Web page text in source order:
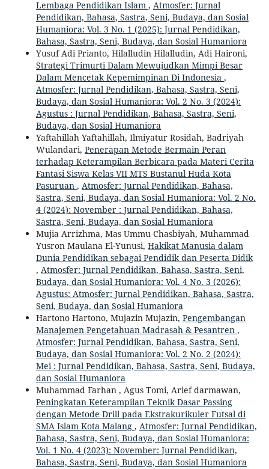
Lembaga Pendidikan Islam , Atmosfer: Jurnal
Pendidikan, Bahasa, Sastra, Seni, Budaya, dan Sosial
Humaniora: Vol. 3 No. 1 (2025): Jurnal Pendidikan,
Bahasa, Sastra, Seni, Budaya, dan Sosial Humaniora
Yusuf Adi Prianto, Hilalludin Hilalludin, Adi Haironi,
Strategi Trimurti Dalam Mewujudkan Mimpi Besar
Dalam Mencetak Kepemimpinan Di Indonesia ,
Atmosfer: Jurnal Pendidikan, Bahasa, Sastra, Seni,
Budaya, dan Sosial Humaniora: Vol. 2 No. 3 (2024):
Agustus : Jurnal Pendidikan, Bahasa, Sastra, Seni,
Budaya, dan Sosial Humaniora
Yaftahillah Yaftahillah, Ilmiyatur Rosidah, Badriyah
Wulandari, Penerapan Metode Bermain Peran
terhadap Keterampilan Berbicara pada Materi Cerita
Fantasi Siswa Kelas VII MTS Bustanul Huda Kota
Pasuruan , Atmosfer: Jurnal Pendidikan, Bahasa,
Sastra, Seni, Budaya, dan Sosial Humaniora: Vol. 2 No.
4 (2024): November : Jurnal Pendidikan, Bahasa,
Sastra, Seni, Budaya, dan Sosial Humaniora
Mujia Arrizhma, Mas Ummu Chasbiyah, Muhammad
Yusron Maulana El-Yunusi, Hakikat Manusia dalam
Dunia Pendidikan sebagai Pendidik dan Peserta Didik
, Atmosfer: Jurnal Pendidikan, Bahasa, Sastra, Seni,
Budaya, dan Sosial Humaniora: Vol. 4 No. 3 (2026):
Agustus: Atmosfer: Jurnal Pendidikan, Bahasa, Sastra,
Seni, Budaya, dan Sosial Humaniora
Hartono Hartono, Mujazin Mujazin, Pengembangan
Manajemen Pengetahuan Madrasah & Pesantren ,
Atmosfer: Jurnal Pendidikan, Bahasa, Sastra, Seni,
Budaya, dan Sosial Humaniora: Vol. 2 No. 2 (2024):
Mei : Jurnal Pendidikan, Bahasa, Sastra, Seni, Budaya,
dan Sosial Humaniora
Muhammad Farhan , Agus Tomi, Arief darmawan,
Peningkatan Keterampilan Teknik Dasar Passing
dengan Metode Drill pada Ekstrakurikuler Futsal di
SMA Islam Kota Malang , Atmosfer: Jurnal Pendidikan,
Bahasa, Sastra, Seni, Budaya, dan Sosial Humaniora:
Vol. 1 No. 4 (2023): November: Jurnal Pendidikan,
Bahasa, Sastra, Seni, Budaya, dan Sosial Humaniora